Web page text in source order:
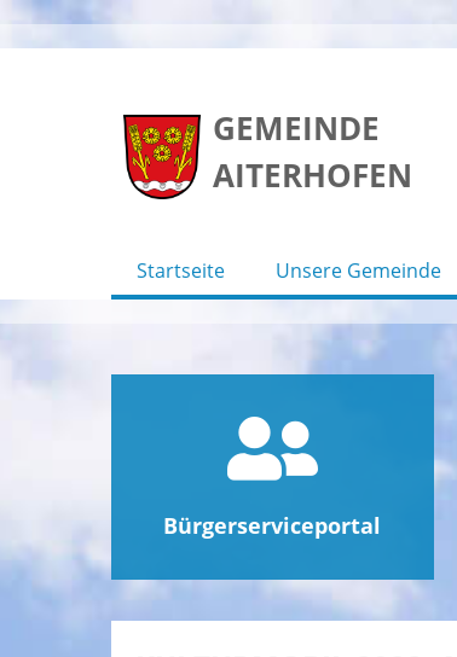
GEMEINDE
AITERHOFEN
Startseite Unsere Gemeinde
Bürgerserviceportal